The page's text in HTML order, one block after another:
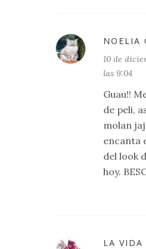
NOELIA
10 de
las 9:04
Guau!!
de peli,
molan
encanta
del look
hoy.
LA VIDA